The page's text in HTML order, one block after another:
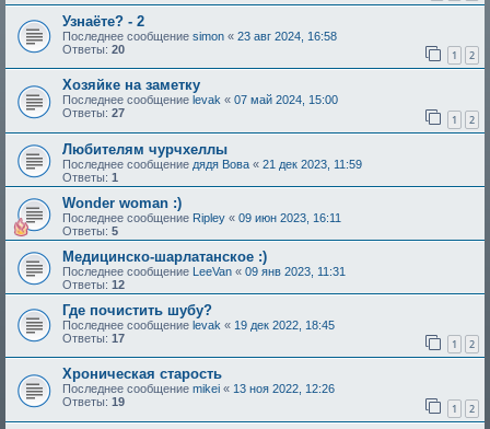
Узнаёте? - 2
Последнее сообщение simon « 23 авг 2024, 16:58
Ответы: 20 1 2
Хозяйке на заметку
Последнее сообщение levak « 07 май 2024, 15:00
Ответы: 27 1 2
Любителям чурчхеллы
Последнее сообщение дядя Вова « 21 дек 2023, 11:59
Ответы: 1
Wonder woman :)
Последнее сообщение Ripley « 09 июн 2023, 16:11
Ответы: 5
Медицинско-шарлатанское :)
Последнее сообщение LeeVan « 09 янв 2023, 11:31
Ответы: 12
Где почистить шубу?
Последнее сообщение levak « 19 дек 2022, 18:45
Ответы: 17 1 2
Хроническая старость
Последнее сообщение mikei « 13 ноя 2022, 12:26
Ответы: 19 1 2